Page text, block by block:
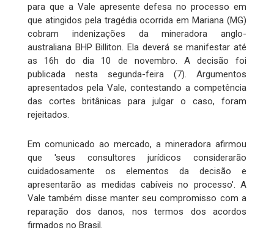
para que a Vale apresente defesa no processo em
que atingidos pela tragédia ocorrida em Mariana (MG)
cobram indenizações da mineradora anglo-
australiana BHP Billiton. Ela deverá se manifestar até
as 16h do dia 10 de novembro. A decisão foi
publicada nesta segunda-feira (7). Argumentos
apresentados pela Vale, contestando a competência
das cortes britânicas para julgar o caso, foram
rejeitados.
Em comunicado ao mercado, a mineradora afirmou
que 'seus consultores jurídicos considerarão
cuidadosamente os elementos da decisão e
apresentarão as medidas cabíveis no processo'. A
Vale também disse manter seu compromisso com a
reparação dos danos, nos termos dos acordos
firmados no Brasil.